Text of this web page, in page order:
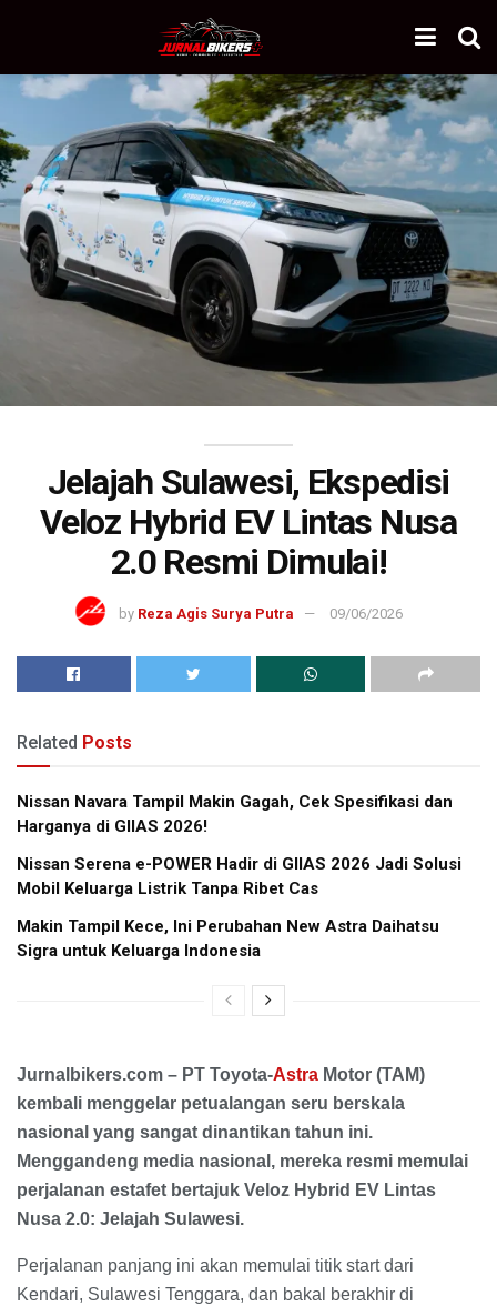
Jelajah Sulawesi, Ekspedisi
Veloz Hybrid EV Lintas Nusa
2.0 Resmi Dimulai!
by Reza Agis Surya Putra 09/06/2026
Related Posts
Nissan Navara Tampil Makin Gagah, Cek Spesifikasi dan
Harganya di GIIAS 2026!
Nissan Serena e-POWER Hadir di GIIAS 2026 Jadi Solusi
Mobil Keluarga Listrik Tanpa Ribet Cas
Makin Tampil Kece, Ini Perubahan New Astra Daihatsu
Sigra untuk Keluarga Indonesia
Jurnalbikers.com – PT Toyota-Astra Motor (TAM)
kembali menggelar petualangan seru berskala
nasional yang sangat dinantikan tahun ini.
Menggandeng media nasional, mereka resmi memulai
perjalanan estafet bertajuk Veloz Hybrid EV Lintas
Nusa 2.0: Jelajah Sulawesi.
Perjalanan panjang ini akan memulai titik start dari
Kendari, Sulawesi Tenggara, dan bakal berakhir di